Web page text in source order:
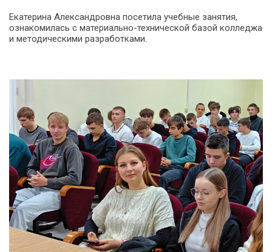
Екатерина Александровна посетила учебные занятия,
ознакомилась с материально-технической базой колледжа
и методическими разработками.